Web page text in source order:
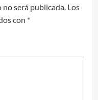
será publicada. Los
con *